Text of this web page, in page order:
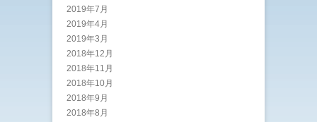
2019年7月
2019年4月
2019年3月
2018年12月
2018年11月
2018年10月
2018年9月
2018年8月